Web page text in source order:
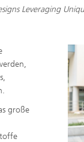
Leveraging
große